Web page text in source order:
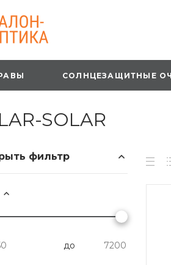
СОЛНЦЕЗАЩИТНЫЕ
SOLAR
фильтр
до